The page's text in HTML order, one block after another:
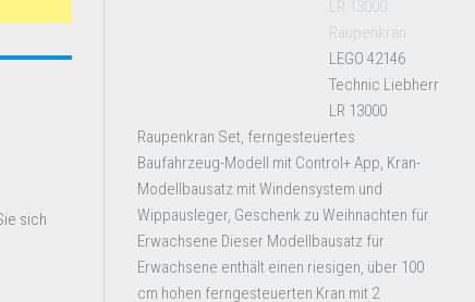
sich
LR 13000
Raupenkran
LEGO 42146
Technic Liebherr
LR 13000
Raupenkran Set, ferngesteuertes
Baufahrzeug-Modell mit Control+ App, Kran-
Modellbausatz mit Windensystem und
Wippausleger, Geschenk zu Weihnachten für
Erwachsene Dieser Modellbausatz für
Erwachsene enthält einen riesigen, über 100
cm hohen ferngesteuerten Kran mit 2